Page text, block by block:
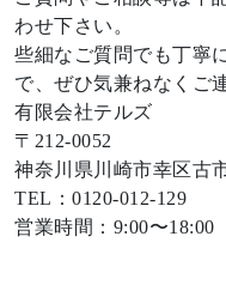
わせ下さい。
些細なご質問でも丁寧
で、ぜひ気兼ねなくご
有限会社テルズ
〒212-0052
神奈川県川崎市幸区古
TEL：0120-012-129
営業時間：9:00〜18:00